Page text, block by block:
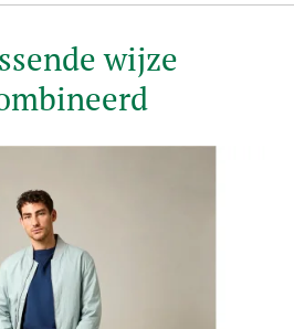
wijze